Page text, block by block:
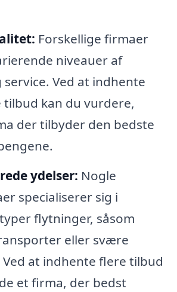
Forskellige firmaer
niveauer af
Ved at indhente
tilbud kan du vurdere,
der tilbyder den bedste
ydelser: Nogle
specialiserer sig i
flytninger, såsom
eller svære
at indhente flere tilbud
et firma, der bedst